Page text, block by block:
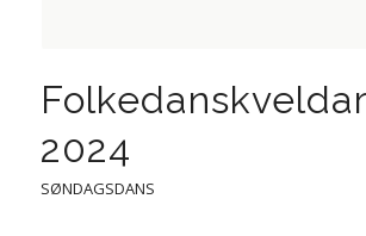
2024
SØNDAGSDANS